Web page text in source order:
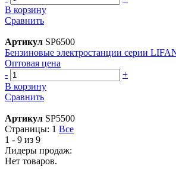
В корзину
Сравнить
Артикул SP6500
Бензиновые электростанции серии
Оптовая цена
-
+
В корзину
Сравнить
Артикул SP5500
Страницы: 1 Все
1 - 9 из 9
Лидеры продаж:
Нет товаров.